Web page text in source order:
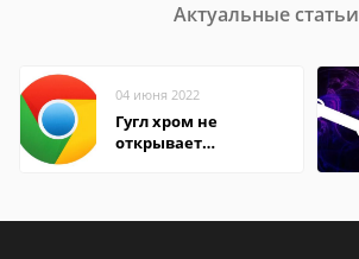
Актуальные статьи
04 июня 2022
Гугл хром не
открывает